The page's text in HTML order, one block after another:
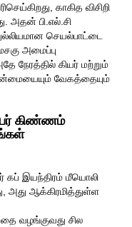
காகித விசிறி
அதன் பி.எல்.சி
செயல்பாட்டை
அமைப்பு
நேரத்தில் கியர் மற்றும்
வேகத்தையும்
கிண்ணம்
கப் இயந்திரம் மீயொலி
அது ஆக்கிரமித்துள்ள
வழங்குவது சில